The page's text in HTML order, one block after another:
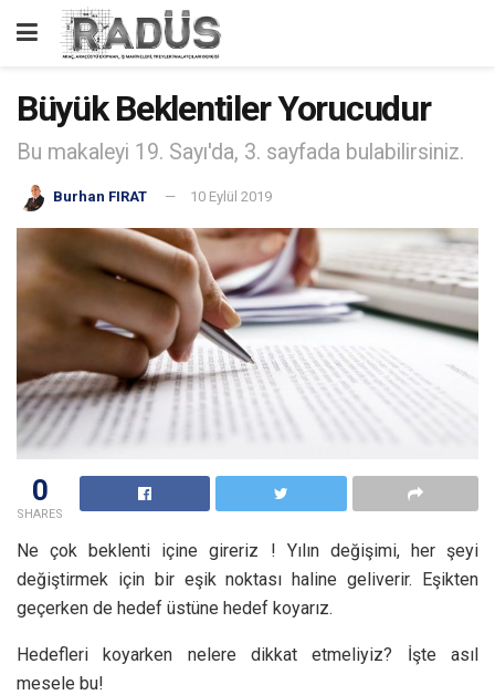
Büyük Beklentiler Yorucudur
Bu makaleyi 19. Sayı'da, 3. sayfada bulabilirsiniz.
Burhan FIRAT 10 Eylül 2019
0
SHARES
Ne çok beklenti içine gireriz ! Yılın değişimi, her şeyi
değiştirmek için bir eşik noktası haline geliverir. Eşikten
geçerken de hedef üstüne hedef koyarız.
Hedefleri koyarken nelere dikkat etmeliyiz? İşte asıl
mesele bu!